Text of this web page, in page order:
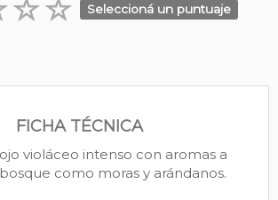
Seleccioná un puntuaje
FICHA TÉCNICA
violáceo intenso con aromas a
como moras y arándanos.